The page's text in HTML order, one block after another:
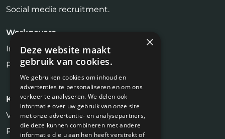
Social media recruitment.
Werkgevers
Inloggen
Plaats vacature
Kandidaten
Vastgoed Vacatures
Profiel aanmaken
×
Deze website maakt
gebruik van cookies.
We gebruiken cookies om inhoud en
advertenties te personaliseren en om ons
verkeer te analyseren. We delen ook
informatie over uw gebruik van onze site
met onze advertentie- en analysepartners,
die deze kunnen combineren met andere
informatie die u aan hen heeft verstrekt of